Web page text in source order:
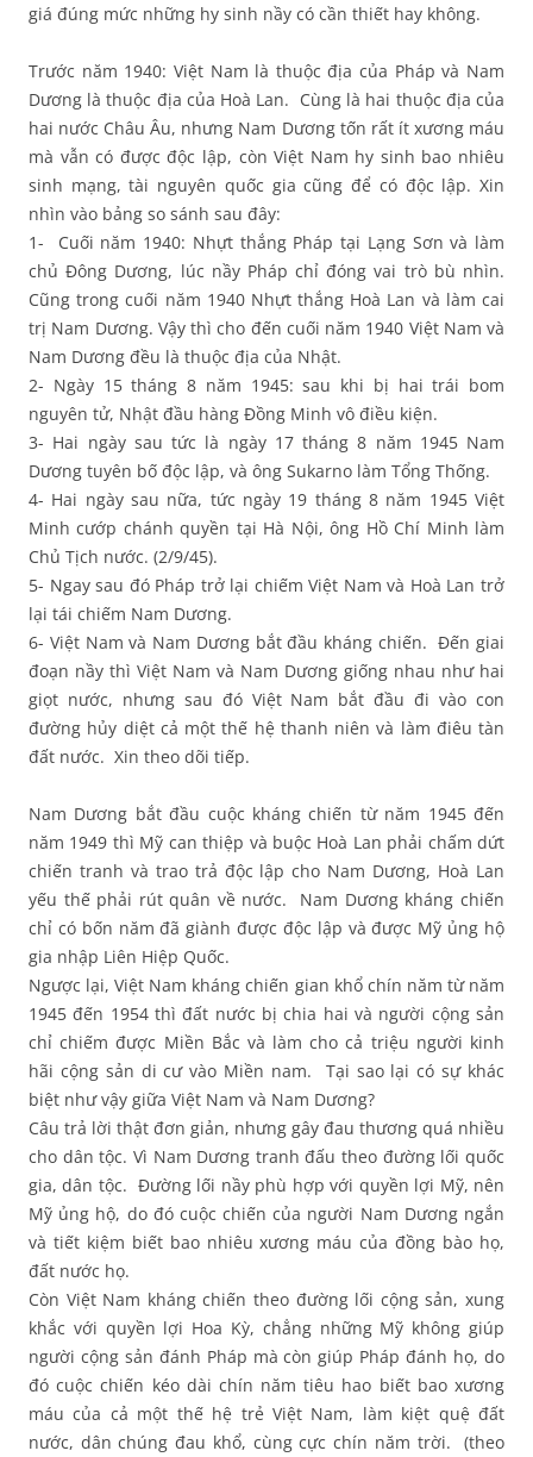
giá đúng mức những hy sinh nầy có cần thiết hay không.
Trước năm 1940: Việt Nam là thuộc địa của Pháp và Nam
Dương là thuộc địa của Hoà Lan. Cùng là hai thuộc địa của
hai nước Châu Âu, nhưng Nam Dương tốn rất ít xương máu
mà vẫn có được độc lập, còn Việt Nam hy sinh bao nhiêu
sinh mạng, tài nguyên quốc gia cũng để có độc lập. Xin
nhìn vào bảng so sánh sau đây:
1- Cuối năm 1940: Nhựt thắng Pháp tại Lạng Sơn và làm
chủ Đông Dương, lúc nầy Pháp chỉ đóng vai trò bù nhìn.
Cũng trong cuối năm 1940 Nhựt thắng Hoà Lan và làm cai
trị Nam Dương. Vậy thì cho đến cuối năm 1940 Việt Nam và
Nam Dương đều là thuộc địa của Nhật.
2- Ngày 15 tháng 8 năm 1945: sau khi bị hai trái bom
nguyên tử, Nhật đầu hàng Đồng Minh vô điều kiện.
3- Hai ngày sau tức là ngày 17 tháng 8 năm 1945 Nam
Dương tuyên bố độc lập, và ông Sukarno làm Tổng Thống.
4- Hai ngày sau nữa, tức ngày 19 tháng 8 năm 1945 Việt
Minh cướp chánh quyền tại Hà Nội, ông Hồ Chí Minh làm
Chủ Tịch nước. (2/9/45).
5- Ngay sau đó Pháp trở lại chiếm Việt Nam và Hoà Lan trở
lại tái chiếm Nam Dương.
6- Việt Nam và Nam Dương bắt đầu kháng chiến. Đến giai
đoạn nầy thì Việt Nam và Nam Dương giống nhau như hai
giọt nước, nhưng sau đó Việt Nam bắt đầu đi vào con
đường hủy diệt cả một thế hệ thanh niên và làm điêu tàn
đất nước. Xin theo dõi tiếp.
Nam Dương bắt đầu cuộc kháng chiến từ năm 1945 đến
năm 1949 thì Mỹ can thiệp và buộc Hoà Lan phải chấm dứt
chiến tranh và trao trả độc lập cho Nam Dương, Hoà Lan
yếu thế phải rút quân về nước. Nam Dương kháng chiến
chỉ có bốn năm đã giành được độc lập và được Mỹ ủng hộ
gia nhập Liên Hiệp Quốc.
Ngược lại, Việt Nam kháng chiến gian khổ chín năm từ năm
1945 đến 1954 thì đất nước bị chia hai và người cộng sản
chỉ chiếm được Miền Bắc và làm cho cả triệu người kinh
hãi cộng sản di cư vào Miền nam. Tại sao lại có sự khác
biệt như vậy giữa Việt Nam và Nam Dương?
Câu trả lời thật đơn giản, nhưng gây đau thương quá nhiều
cho dân tộc. Vì Nam Dương tranh đấu theo đường lối quốc
gia, dân tộc. Đường lối nầy phù hợp với quyền lợi Mỹ, nên
Mỹ ủng hộ, do đó cuộc chiến của người Nam Dương ngắn
và tiết kiệm biết bao nhiêu xương máu của đồng bào họ,
đất nước họ.
Còn Việt Nam kháng chiến theo đường lối cộng sản, xung
khắc với quyền lợi Hoa Kỳ, chẳng những Mỹ không giúp
người cộng sản đánh Pháp mà còn giúp Pháp đánh họ, do
đó cuộc chiến kéo dài chín năm tiêu hao biết bao xương
máu của cả một thế hệ trẻ Việt Nam, làm kiệt quệ đất
nước, dân chúng đau khổ, cùng cực chín năm trời. (theo